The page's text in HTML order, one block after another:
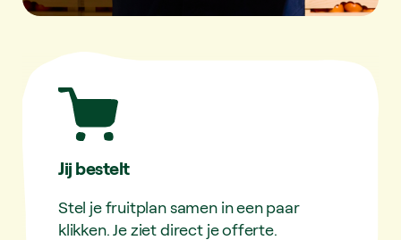
Jij bestelt
Stel je fruitplan samen in een paar
klikken. Je ziet direct je offerte.